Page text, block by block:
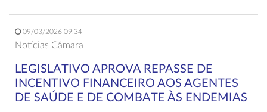
09/03/2026 09:34
Notícias Câmara
LEGISLATIVO APROVA REPASSE DE
INCENTIVO FINANCEIRO AOS AGENTES
DE SAÚDE E DE COMBATE ÀS ENDEMIAS